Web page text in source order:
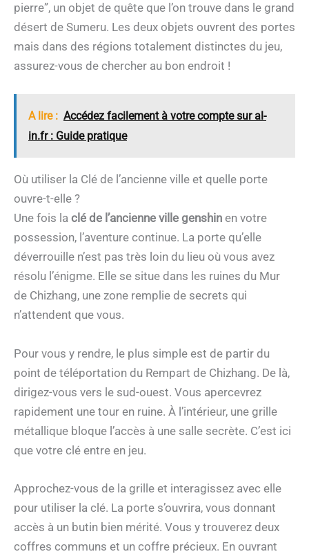
pierre”, un objet de quête que l’on trouve dans le grand
désert de Sumeru. Les deux objets ouvrent des portes
mais dans des régions totalement distinctes du jeu,
assurez-vous de chercher au bon endroit !
A lire : Accédez facilement à votre compte sur al-
in.fr : Guide pratique
Où utiliser la Clé de l’ancienne ville et quelle porte
ouvre-t-elle ?
Une fois la clé de l’ancienne ville genshin en votre
possession, l’aventure continue. La porte qu’elle
déverrouille n’est pas très loin du lieu où vous avez
résolu l’énigme. Elle se situe dans les ruines du Mur
de Chizhang, une zone remplie de secrets qui
n’attendent que vous.
Pour vous y rendre, le plus simple est de partir du
point de téléportation du Rempart de Chizhang. De là,
dirigez-vous vers le sud-ouest. Vous apercevrez
rapidement une tour en ruine. À l’intérieur, une grille
métallique bloque l’accès à une salle secrète. C’est ici
que votre clé entre en jeu.
Approchez-vous de la grille et interagissez avec elle
pour utiliser la clé. La porte s’ouvrira, vous donnant
accès à un butin bien mérité. Vous y trouverez deux
coffres communs et un coffre précieux. En ouvrant